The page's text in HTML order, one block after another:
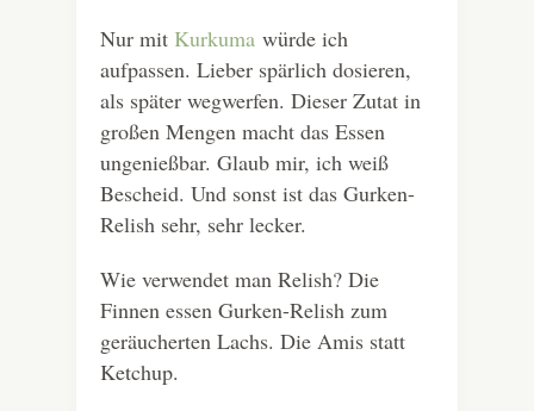
Nur mit Kurkuma würde ich
aufpassen. Lieber spärlich dosieren,
als später wegwerfen. Dieser Zutat in
großen Mengen macht das Essen
ungenießbar. Glaub mir, ich weiß
Bescheid. Und sonst ist das Gurken-
Relish sehr, sehr lecker.
Wie verwendet man Relish? Die
Finnen essen Gurken-Relish zum
geräucherten Lachs. Die Amis statt
Ketchup.